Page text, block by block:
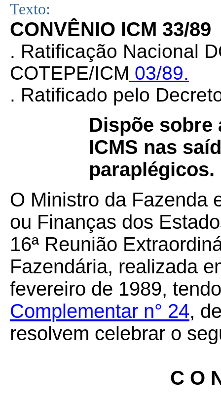
Texto:
CONVÊNIO ICM 33/89
. Ratificação Nacional
COTEPE/ICM 03/89.
. Ratificado pelo
Dispõe sobre
ICMS nas
paraplégicos.
O Ministro da Fazenda
ou Finanças dos
16ª Reunião
Fazendária, realizada
fevereiro de 1989,
Complementar n° 24,
resolvem celebrar o
C O